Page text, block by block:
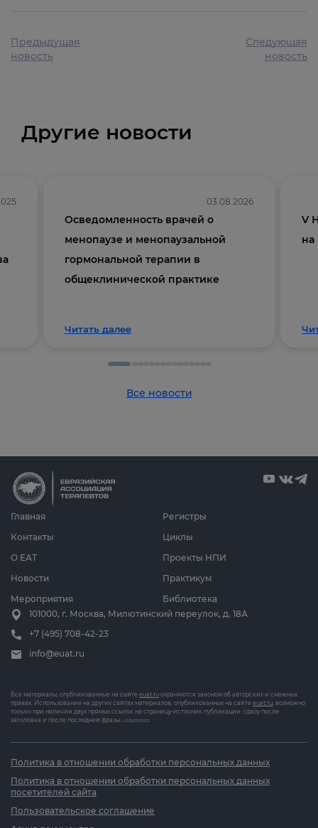
Предыдущая
новость
Следующая
новость
Другие новости
03.08.2026
Осведомленность врачей о
менопаузе и менопаузальной
гормональной терапии в
общеклинической практике
Читать далее
V
на
Все новости
Главная
О ЕАТ
Новости
Мероприятия
Циклы
Проекты НПИ
Практикум
Библиотека
Регистры
Контакты
101000, г. Москва, Милютинский переулок, д. 18А
+7 (495) 708-42-23
info@euat.ru
Все материалы, опубликованные на сайте euat.ru охраняются законом об авторских и смежных
правах. Использование на других сайтах материалов, опубликованных на сайте euat.ru, возможно
только при наличии двух прямых ссылок на страницу-источник публикации: сразу после
заголовка и после последней фразы. v202607031833
Политика в отношении обработки персональных данных
Политика в отношении обработки персональных данных
посетителей сайта
Пользовательское соглашение